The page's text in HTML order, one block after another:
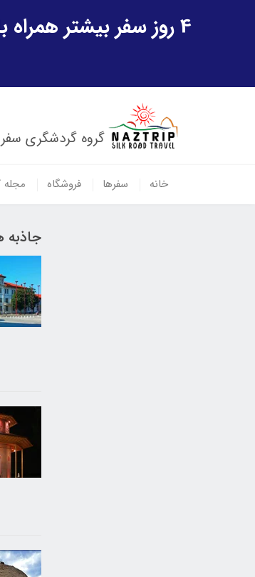
4 روز سفر بیشتر همراه با دیدار از شهر تاریخی خیوه و یک پرواز داخلی ازبکستان هدیه ویژه سفر شهریورماه
گروه گردشگری
خانه سفرها فروشگاه
جاذبه